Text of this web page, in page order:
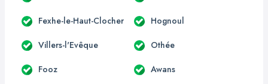
Fexhe-le-Haut-Clocher Hognoul
Villers-l'Evêque Othée
Fooz Awans